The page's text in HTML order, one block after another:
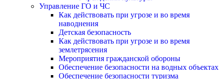
Управление ГО и ЧС
Как действовать при угрозе и во время
наводнения
Детская безопасность
Как действовать при угрозе и во время
землетрясения
Мероприятия гражданской обороны
Обеспечение безопасности на водных объектах
Обеспечение безопасности туризма